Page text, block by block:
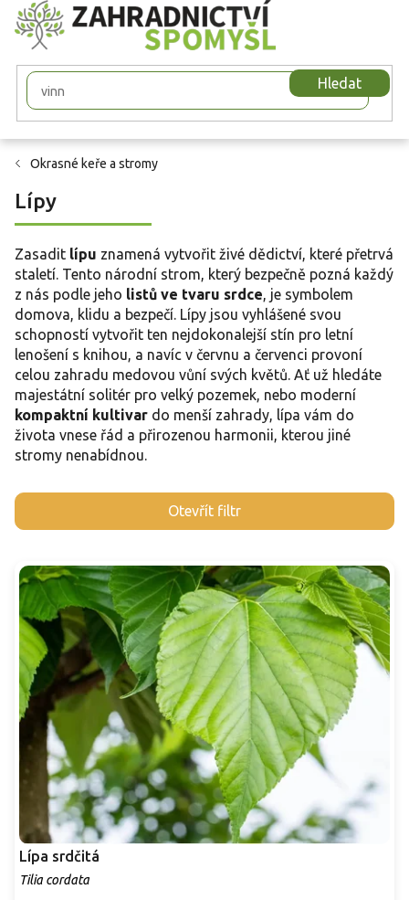
Přejít
na
obsah
Hledat
Okrasné keře a stromy
Lípy
Zasadit lípu znamená vytvořit živé dědictví, které přetrvá
staletí. Tento národní strom, který bezpečně pozná každý
z nás podle jeho listů ve tvaru srdce , je symbolem
domova, klidu a bezpečí. Lípy jsou vyhlášené svou
schopností vytvořit ten nejdokonalejší stín pro letní
lenošení s knihou, a navíc v červnu a červenci provoní
celou zahradu medovou vůní svých květů. Ať už hledáte
majestátní solitér pro velký pozemek, nebo moderní
kompaktní kultivar do menší zahrady, lípa vám do
života vnese řád a přirozenou harmonii, kterou jiné
stromy nenabídnou.
Otevřít filtr
V
ý
s
p
r
o
d
u
k
t
Lípa srdčitá
Tilia cordata